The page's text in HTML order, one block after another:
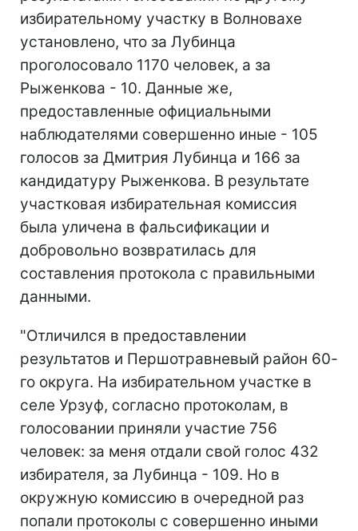
избирательному участку в Волновахе
установлено, что за Лубинца
проголосовало 1170 человек, а за
Рыженкова - 10. Данные же,
предоставленные официальными
наблюдателями совершенно иные - 105
голосов за Дмитрия Лубинца и 166 за
кандидатуру Рыженкова. В результате
участковая избирательная комиссия
была уличена в фальсификации и
добровольно возвратилась для
составления протокола с правильными
данными.
"Отличился в предоставлении
результатов и Першотравневый район 60-
го округа. На избирательном участке в
селе Урзуф, согласно протоколам, в
голосовании приняли участие 756
человек: за меня отдали свой голос 432
избирателя, за Лубинца - 109. Но в
окружную комиссию в очередной раз
попали протоколы с совершенно иными